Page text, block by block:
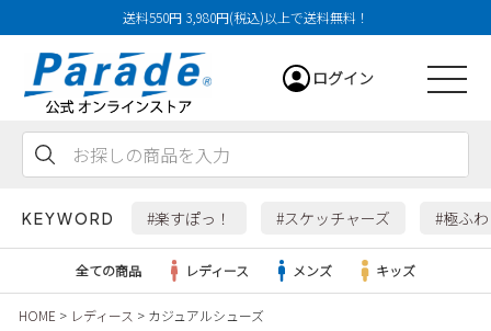
送料550円 3,980円(税込)以上で送料無料！
ログイン
KEYWORD #楽すぽっ！ #スケッチャーズ #極ふ
全ての商品 レディース メンズ キッズ
HOME レディース カジュアルシューズ